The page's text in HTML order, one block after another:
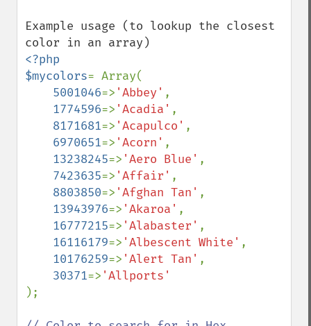
Example usage (to lookup the closest
<?php
$mycolors= Array(
5001046=> 'Abbey' ,
1774596=> 'Acadia' ,
8171681=> 'Acapulco' ,
6970651=> 'Acorn' ,
13238245=> 'Aero Blue' ,
7423635=> 'Affair' ,
8803850=> 'Afghan Tan' ,
13943976=> 'Akaroa' ,
16777215=> 'Alabaster' ,
16116179=> 'Albescent White' ,
10176259=> 'Alert Tan' ,
30371=>
);